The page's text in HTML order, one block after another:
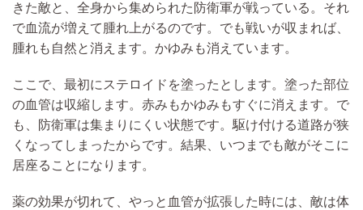
きた敵と、全身から集められた防衛軍が戦っている。それ
で血流が増えて腫れ上がるのです。でも戦いが収まれば、
腫れも自然と消えます。 かゆみも消えています。
ここで、 最初にステロイドを塗ったとします。 塗った部位
の血管は収縮し ます。赤みもかゆみもすぐに消えます。で
も、
防衛軍は集まりにくい状態です。駆け付ける道路が狭
くなってしまったからです。結果、いつまでも敵がそこに
居座ることになります。
薬の効果が切れて、やっと血管が拡張した時には、敵は体